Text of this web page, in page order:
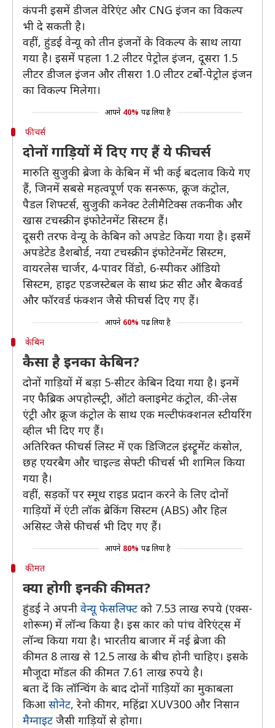
कंपनी इसमें डीजल वेरिएंट और CNG इंजन का विकल्प
भी दे सकती है।
वहीं, हुंडई वेन्यू को तीन इंजनों के विकल्प के साथ लाया
गया है। इसमें पहला 1.2 लीटर पेट्रोल इंजन, दूसरा 1.5
लीटर डीजल इंजन और तीसरा 1.0 लीटर टर्बो-पेट्रोल इंजन
का विकल्प मिलेगा।
आपने 40% पढ़ लिया है
फीचर्स
दोनों गाड़ियों में दिए गए हैं ये फीचर्स
मारुति सुजुकी ब्रेजा के केबिन में भी कई बदलाव किये गए
हैं, जिनमें सबसे महत्वपूर्ण एक सनरूफ, क्रूज कंट्रोल,
पैडल शिफ्टर्स, सुजुकी कनेक्ट टेलीमैटिक्स तकनीक और
खास टचस्क्रीन इंफोटेनमेंट सिस्टम हैं।
दूसरी तरफ वेन्यू के केबिन को अपडेट किया गया है। इसमें
अपडेटेड डैशबोर्ड, नया टचस्क्रीन इंफोटेनमेंट सिस्टम,
वायरलेस चार्जर, 4-पावर विंडो, 6-स्पीकर ऑडियो
सिस्टम, हाइट एडजस्टेबल के साथ फ्रंट सीट और बैकवर्ड
और फॉरवर्ड फंक्शन जैसे फीचर्स दिए गए हैं।
आपने 60% पढ़ लिया है
केबिन
कैसा है इनका केबिन?
दोनों गाड़ियों में बड़ा 5-सीटर केबिन दिया गया है। इनमें
नए फैब्रिक अपहोल्स्ट्री, ऑटो क्लाइमेट कंट्रोल, की-लेस
एंट्री और क्रूज कंट्रोल के साथ एक मल्टीफंक्शनल स्टीयरिंग
व्हील भी दिए गए हैं।
अतिरिक्त फीचर्स लिस्ट में एक डिजिटल इंस्ट्रूमेंट कंसोल,
छह एयरबैग और चाइल्ड सेफ्टी फीचर्स भी शामिल किया
गया है।
वहीं, सड़कों पर स्मूथ राइड प्रदान करने के लिए दोनों
गाड़ियों में एंटी लॉक ब्रेकिंग सिस्टम (ABS) और हिल
असिस्ट जैसे फीचर्स भी दिए गए हैं।
आपने 80% पढ़ लिया है
कीमत
क्या होगी इनकी कीमत?
हुंडई ने अपनी वेन्यू फेसलिफ्ट को 7.53 लाख रुपये (एक्स-
शोरूम) में लॉन्च किया है। इस कार को पांच वेरिएंट्स में
लॉन्च किया गया है। भारतीय बाजार में नई ब्रेजा की
कीमत 8 लाख से 12.5 लाख के बीच होनी चाहिए। इसके
मौजूदा मॉडल की कीमत 7.61 लाख रुपये है।
बता दें कि लॉन्चिंग के बाद दोनों गाड़ियों का मुकाबला
किआसोनेट, रेनो कीगर, महिंद्रा XUV300 और निसान
मैग्नाइट जैसी गाड़ियों से होगा।